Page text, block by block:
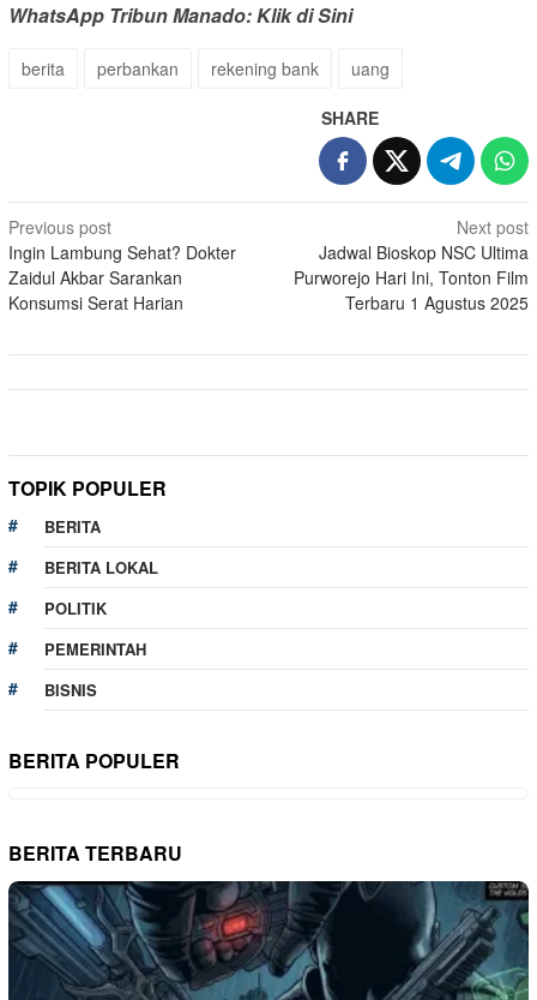
WhatsApp Tribun Manado: Klik di Sini
berita perbankan rekening bank uang
SHARE
Post
navigation
Previous post
Ingin Lambung Sehat? Dokter
Zaidul Akbar Sarankan
Konsumsi Serat Harian
Next post
Jadwal Bioskop NSC Ultima
Purworejo Hari Ini, Tonton Film
Terbaru 1 Agustus 2025
TOPIK POPULER
BERITA
BERITA LOKAL
POLITIK
PEMERINTAH
BISNIS
BERITA POPULER
BERITA TERBARU